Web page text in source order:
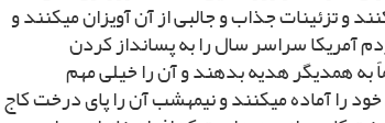
و تزئینات جذاب و جالبى از آن آویزان مى‏کنند و
سراسر سال را به پس‏انداز کردن
به همدیگر هدیه بدهند و آن را خیلى مهم
را آماده مى‏کنند و نیمه‏شب آن را پاى درخت کاج